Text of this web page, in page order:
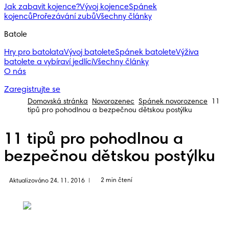
Jak zabavit kojence?Vývoj kojenceSpánek
kojencůProřezávání zubůVšechny články
Batole
Hry pro batolataVývoj batoleteSpánek batoleteVýživa
batolete a vybíraví jedlíciVšechny články
O nás
Zaregistrujte se
Domovská stránka Novorozenec Spánek novorozence
11
tipů pro pohodlnou a bezpečnou dětskou postýlku
11 tipů pro pohodlnou a
bezpečnou dětskou postýlku
Aktualizováno 24. 11. 2016 2 min čtení